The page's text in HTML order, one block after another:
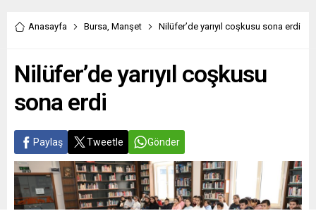
Anasayfa Bursa, Manşet Nilüfer’de yarıyıl coşkusu sona erdi
Nilüfer’de yarıyıl coşkusu
sona erdi
Paylaş Tweetle Gönder